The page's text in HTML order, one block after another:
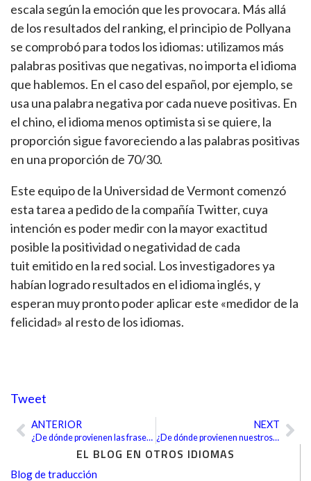
EL BLOG EN OTROS IDIOMAS
Blog de traducción
escala según la emoción que les provocara. Más allá
de los resultados del ranking, el principio de Pollyana
se comprobó para todos los idiomas: utilizamos más
palabras positivas que negativas, no importa el idioma
que hablemos. En el caso del español, por ejemplo, se
usa una palabra negativa por cada nueve positivas. En
el chino, el idioma menos optimista si se quiere, la
proporción sigue favoreciendo a las palabras positivas
en una proporción de 70/30.
Este equipo de la Universidad de Vermont comenzó
esta tarea a pedido de la compañía Twitter, cuya
intención es poder medir con la mayor exactitud
posible la positividad o negatividad de cada
tuit emitido en la red social. Los investigadores ya
habían logrado resultados en el idioma inglés, y
esperan muy pronto poder aplicar este «medidor de la
felicidad» al resto de los idiomas.
Tweet
AntANTERIOR
¿De dónde provienen las frases idiomáticas?
NEXT
¿De dónde provienen nuestros alfabetos?